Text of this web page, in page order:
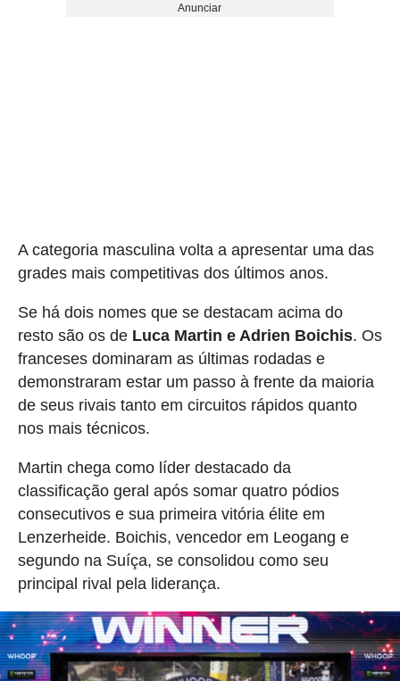
Anunciar
A categoria masculina volta a apresentar uma das
grades mais competitivas dos últimos anos.
Se há dois nomes que se destacam acima do
resto são os de Luca Martin e Adrien Boichis. Os
franceses dominaram as últimas rodadas e
demonstraram estar um passo à frente da maioria
de seus rivais tanto em circuitos rápidos quanto
nos mais técnicos.
Martin chega como líder destacado da
classificação geral após somar quatro pódios
consecutivos e sua primeira vitória élite em
Lenzerheide. Boichis, vencedor em Leogang e
segundo na Suíça, se consolidou como seu
principal rival pela liderança.